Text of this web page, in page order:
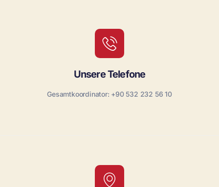
Unsere Telefone
Gesamtkoordinator: +90 532 232 56 10